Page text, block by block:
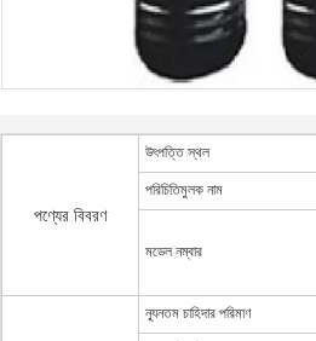
পণ্যের বিবরণ
উৎপত্তি স্থল
পরিচিতিমুলক নাম
মডেল নম্বার
ন্যূনতম চাহিদার পরিমাণ